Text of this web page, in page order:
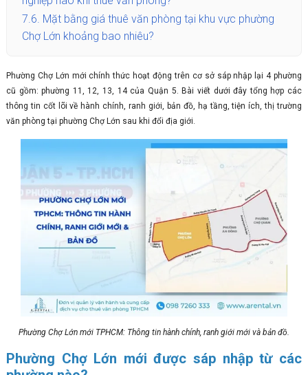
7.6. Mặt bằng giá thuê văn phòng tại khu vực phường
Chợ Lớn khoảng bao nhiêu?
Phường Chợ Lớn mới chính thức hoạt động trên cơ sở sáp nhập lại 4 phường
cũ gồm: phường 11, 12, 13, 14 của Quận 5. Bài viết dưới đây tổng hợp các
thông tin cốt lõi về hành chính, ranh giới, bản đồ, hạ tầng, tiện ích, thị trường
văn phòng tại phường Chợ Lớn sau khi đổi địa giới.
Phường Chợ Lớn mới TPHCM: Thông tin hành chính, ranh giới mới và bản đồ.
Phường Chợ Lớn mới được sáp nhập từ các